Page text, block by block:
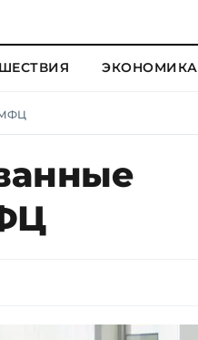
ЭКОНОМИКА
МФЦ